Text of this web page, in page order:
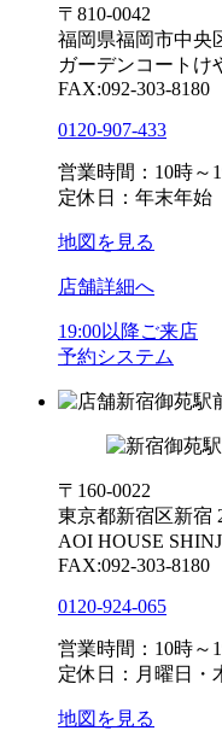
〒810-0042
福岡県福岡市中央
ガーデンコートけ
FAX:092-303-8180
0120-907-433
営業時間：10時～
定休日：年末年始
地図を見る
店舗詳細へ
19:00以降ご来店
予約システム
新宿御苑駅
〒160-0022
東京都新宿区新宿
AOI HOUSE
FAX:092-303-8180
0120-924-065
営業時間：10時～
定休日：月曜日・
地図を見る